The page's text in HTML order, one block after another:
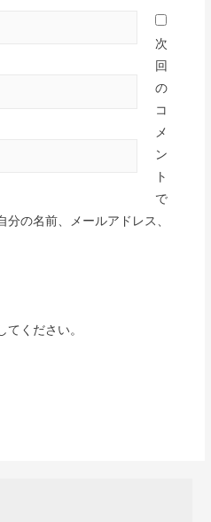
次
回
の
コ
メ
ン
ト
で
の名前、メールアドレス、
てください。